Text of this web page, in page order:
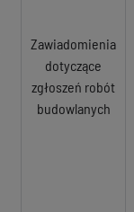
Zawiadomienia
dotyczące
zgłoszeń robót
budowlanych